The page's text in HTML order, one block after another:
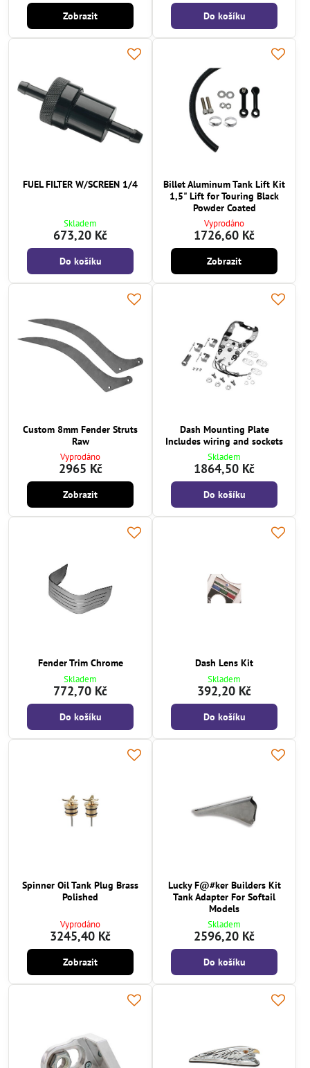
Zobrazit Do košíku
FUEL FILTER W/SCREEN 1/4
Skladem
673,20 Kč
Do košíku
Billet Aluminum Tank Lift Kit
1,5" Lift for Touring Black
Powder Coated
Vyprodáno
1726,60 Kč
Zobrazit
Custom 8mm Fender Struts
Raw
Vyprodáno
2965 Kč
Zobrazit
Dash Mounting Plate
Includes wiring and sockets
Skladem
1864,50 Kč
Do košíku
Fender Trim Chrome
Skladem
772,70 Kč
Do košíku
Dash Lens Kit
Skladem
392,20 Kč
Do košíku
Spinner Oil Tank Plug Brass
Polished
Vyprodáno
3245,40 Kč
Zobrazit
Lucky F@#ker Builders Kit
Tank Adapter For Softail
Models
Skladem
2596,20 Kč
Do košíku